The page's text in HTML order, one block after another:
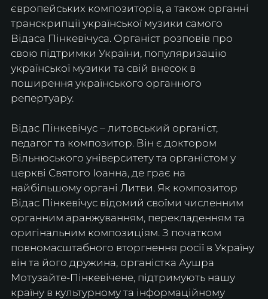
європейських композиторів, а також органні
транскрипції української музики самого
Відаса Пінкевічуса. Органіст розповів про
свою підтримки України, популяризацію
української музики та свій внесок в
поширення українського органного
репертуару.
Відас Пінкевічус – литовський органіст,
педагог та композитор. Він є доктором
Вільнюського університету та органістом у
церкві Святого Іоанна, де грає на
найбільшому органі Литви. Як композитор
Відас Пінкевічус відомий своїми численним
органним аранжуванням, перекладенням та
оригінальним композиціям. З початком
повномасштабного вторгнення росії в Україну
він та його дружина, органістка Аушра
Мотузайте-Пінкевічене, підтримують нашу
країну в культурному та інформаційному